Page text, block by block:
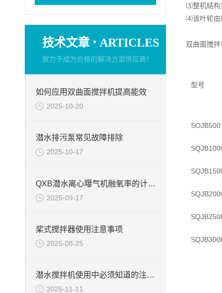
技术文章 · ARTICLES
致力于成为合格的解决方案供应商！
如何应用双曲面搅拌机提高能效
2025-10-20
潜水排污泵常见故障排除
2025-10-17
QXB潜水离心曝气机融氧率的计算方法
2025-09-17
桨式搅拌器使用注意事项
2025-08-25
潜水搅拌机使用中必须知道的注意事项
2025-11-11
⑶整机结构
⑷该叶轮由
双曲面搅
型号
SOJB500